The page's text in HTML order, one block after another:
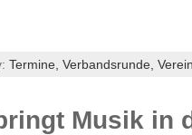
Termine, Verbandsrunde,
Musik in